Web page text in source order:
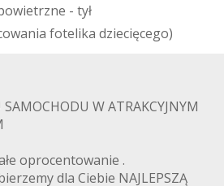
owietrzne - tył
owania fotelika dziecięcego)
W ATRAKCYJNYM
oprocentowanie .
dla Ciebie NAJLEPSZĄ